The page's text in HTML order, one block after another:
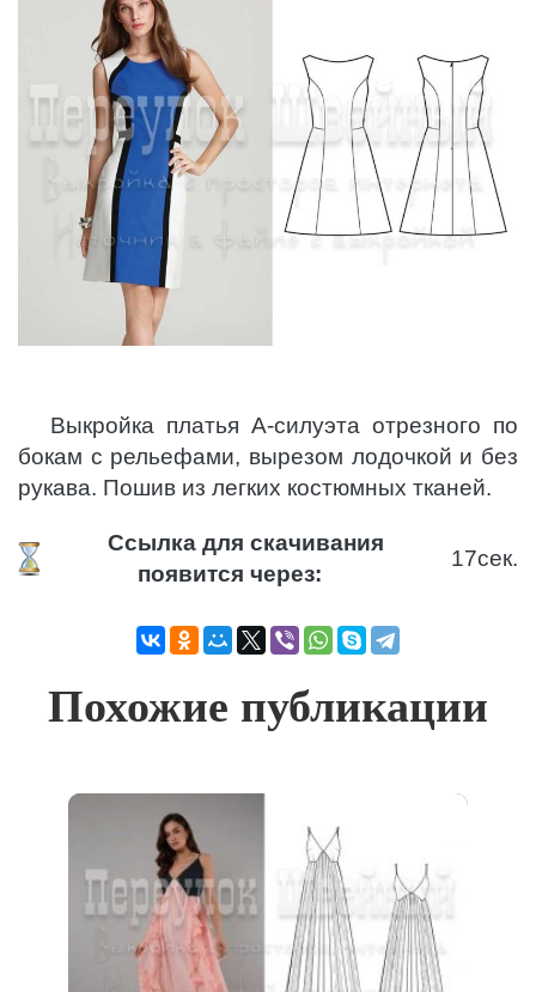
Выкройка платья А-силуэта отрезного по
бокам с рельефами, вырезом лодочкой и без
рукава. Пошив из легких костюмных тканей.
Ссылка для скачивания
появится через:
17сек.
Похожие публикации